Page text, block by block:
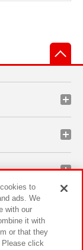
to
ads. We
with our
it with
or that they
Please click